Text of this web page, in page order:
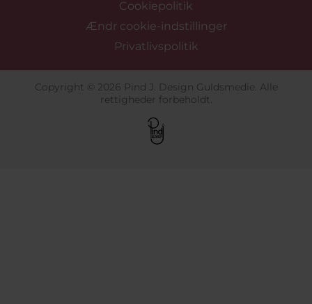
Cookiepolitik
Ændr cookie-indstillinger
Privatlivspolitik
Copyright © 2026 Pind J. Design Guldsmedie. Alle
rettigheder forbeholdt.